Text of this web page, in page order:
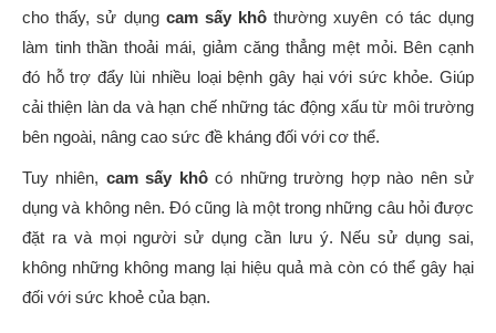
cho thấy, sử dụng cam sấy khô thường xuyên có tác dụng
làm tinh thần thoải mái, giảm căng thẳng mệt mỏi. Bên cạnh
đó hỗ trợ đẩy lùi nhiều loại bệnh gây hại với sức khỏe. Giúp
cải thiện làn da và hạn chế những tác động xấu từ môi trường
bên ngoài, nâng cao sức đề kháng đối với cơ thể.
Tuy nhiên, cam sấy khôcó những trường hợp nào nên sử
dụng và không nên. Đó cũng là một trong những câu hỏi được
đặt ra và mọi người sử dụng cần lưu ý. Nếu sử dụng sai,
không những không mang lại hiệu quả mà còn có thể gây hại
đối với sức khoẻ của bạn.